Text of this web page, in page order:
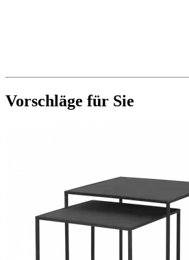
Vorschläge für Sie